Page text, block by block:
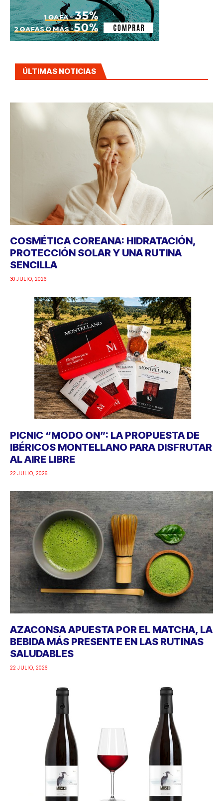
ÚLTIMAS NOTICIAS
COSMÉTICA COREANA: HIDRATACIÓN,
PROTECCIÓN SOLAR Y UNA RUTINA
SENCILLA
30 JULIO, 2026
PICNIC “MODO ON”: LA PROPUESTA DE
IBÉRICOS MONTELLANO PARA DISFRUTAR
AL AIRE LIBRE
22 JULIO, 2026
AZACONSA APUESTA POR EL MATCHA, LA
BEBIDA MÁS PRESENTE EN LAS RUTINAS
SALUDABLES
22 JULIO, 2026